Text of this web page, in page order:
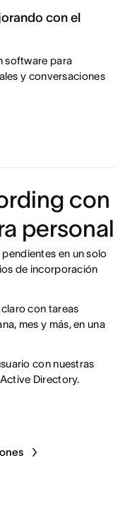
con el
software para
y conversaciones
con
personal
en un solo
de incorporación
con tareas
mes y más, en una
con nuestras
Directory.